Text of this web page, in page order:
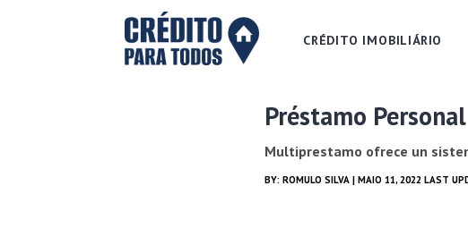
CRÉDITO IMOBILIÁRIO
Préstamo
Multiprestamo ofrece un
BY: ROMULO SILVA | MAIO 11, 2022 LAST